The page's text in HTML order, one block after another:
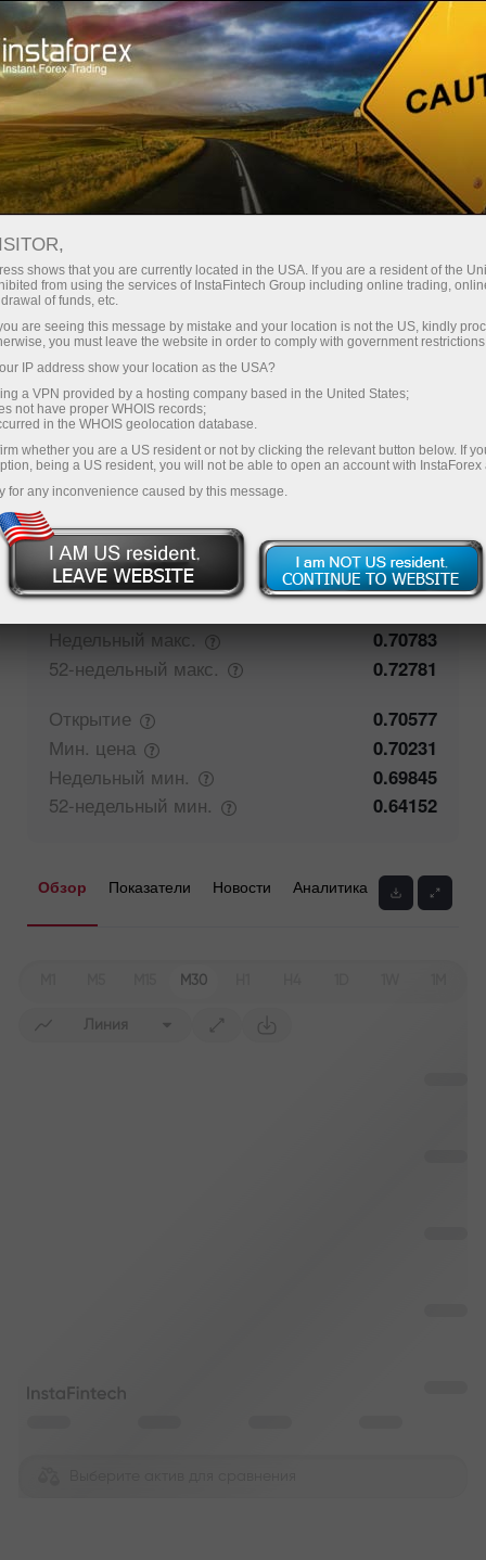
Трейдерам
Торговые условия
AUDUSD
0.70711 (%) 07 Aug 2026 20:59
Купить
0.70711
0.70681
Мнение трейдеров
Закрытие
0.70576
Недельный макс.
0.70783
52-недельный макс.
0.72781
Открытие
0.70577
Мин. цена
0.70231
Недельный мин.
0.69845
52-недельный мин. 0.64152
Обзор Показатели Новости Аналитика
M30
Линия
shows that you are currently located in the USA. If you are a resident of the
from using the services of InstaFintech Group including online trading,
of funds, etc.
are seeing this message by mistake and your location is not the US, kindly
you must leave the website in order to comply with government
IP address show your location as the USA?
a VPN provided by a hosting company based in the United States;
not have proper WHOIS records;
in the WHOIS geolocation database.
whether you are a US resident or not by clicking the relevant button below. If
being a US resident, you will not be able to open an account with InstaForex
for any inconvenience caused by this message.